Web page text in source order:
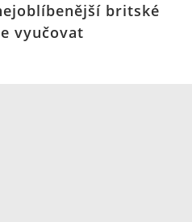
britské
vyučovat